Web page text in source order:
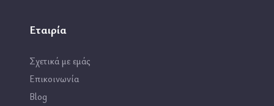
Εταιρία
Σχετικά με εμάς
Επικοινωνία
Blog